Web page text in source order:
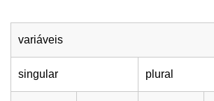
variáveis
singular plural